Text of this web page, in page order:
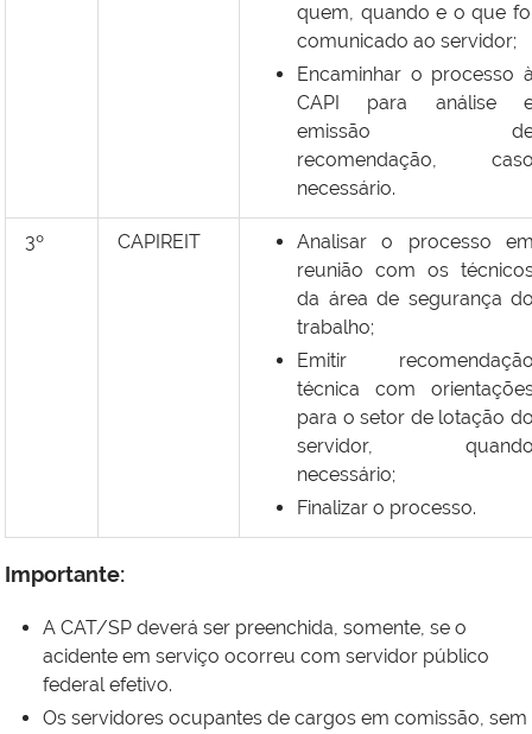
quem, quando e o que
comunicado ao servidor;
Encaminhar o processo
CAPI para análise
emissão
recomendação,
necessário.
3º CAPIREIT
Analisar o processo
reunião com os
da área de segurança
trabalho;
Emitir
técnica com
para o setor de lotação
servidor,
necessário;
Finalizar o processo.
Importante:
A CAT/SP deverá ser preenchida, somente, se o
acidente em serviço ocorreu com servidor público
federal efetivo.
Os servidores ocupantes de cargos em comissão, sem